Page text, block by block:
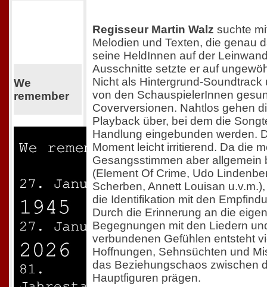
We
remember
Regisseur Martin Walz suchte
Melodien und Texten, die genau
seine HeldInnen auf der
Ausschnitte setzte er auf
Nicht als Hintergrund-
von den SchauspielerInnen
Coverversionen. Nahtlos gehen
Playback über, bei dem die
Handlung eingebunden werden.
Moment leicht irritierend. Da die
Gesangsstimmen aber allgemein
(Element Of Crime, Udo
Scherben, Annett Louisan
die Identifikation mit den
Durch die Erinnerung an die
Begegnungen mit den Liedern
verbundenen Gefühlen entsteht
Hoffnungen, Sehnsüchten und
das Beziehungschaos zwischen
Hauptfiguren prägen.